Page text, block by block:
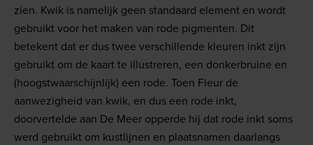
zien. Kwik is namelijk geen standaard element en wordt
gebruikt voor het maken van rode pigmenten. Dit
betekent dat er dus twee verschillende kleuren inkt zijn
gebruikt om de kaart te illustreren, een donkerbruine en
(hoogstwaarschijnlijk) een rode. Toen Fleur de
aanwezigheid van kwik, en dus een rode inkt,
doorvertelde aan De Meer opperde hij dat rode inkt soms
werd gebruikt om kustlijnen en plaatsnamen daarlangs